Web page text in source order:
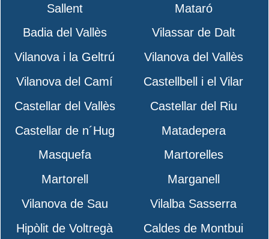
Sallent
Mataró
Badia del Vallès
Vilassar de Dalt
Vilanova i la Geltrú
Vilanova del Vallès
Vilanova del Camí
Castellbell i el Vilar
Castellar del Vallès
Castellar del Riu
Castellar de n´Hug
Matadepera
Masquefa
Martorelles
Martorell
Marganell
Vilanova de Sau
Vilalba Sasserra
Hipòlit de Voltregà
Caldes de Montbui